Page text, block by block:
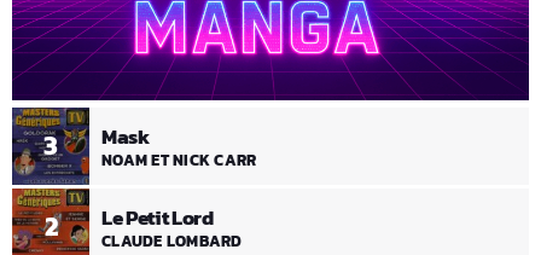
2 Le Petit Lord
CLAUDE LOMBARD
3 Mask
NOAM ET NICK CARR